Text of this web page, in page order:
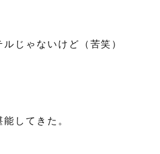
じゃないけど（苦笑）
してきた。